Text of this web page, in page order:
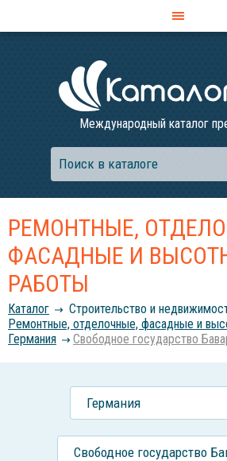
Международный каталог
РЕМОНТНЫЕ,
ФАСАДНЫЕ И
РАБОТЫ
Каталог
Строительство и
Ремонтные, отделочные, фасадные и
Германия
Свободное государство
Германия
Свободное государство